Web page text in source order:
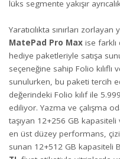
lüks segmente yakışır
Yaratıcılıkta sınırları
MatePad Pro Max ise
hediye paketleriyle satışa
seçeneğine sahip Folio kılıflı
sunulurken, bu paketi tercih
değerindeki Folio kılıf ile
ediliyor. Yazma ve çalışma
taşıyan 12+256 GB kapasiteli
en üst düzey performans,
sunan 12+512 GB kapasiteli